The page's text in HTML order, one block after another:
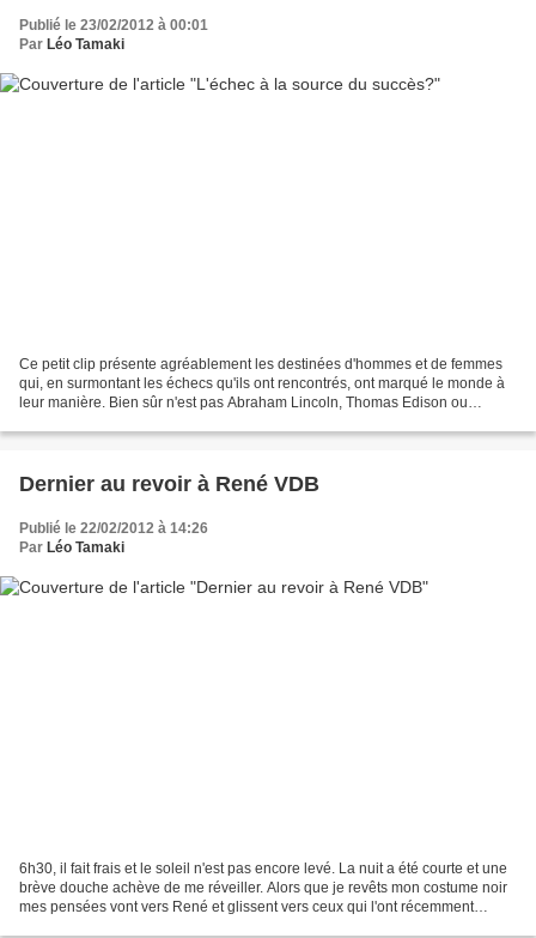
Publié le 23/02/2012 à 00:01
Par Léo Tamaki
Ce petit clip présente agréablement les destinées d'hommes et de femmes
qui, en surmontant les échecs qu'ils ont rencontrés, ont marqué le monde à
leur manière. Bien sûr n'est pas Abraham Lincoln, Thomas Edison ou
Dernier au revoir à René VDB
Publié le 22/02/2012 à 14:26
Par Léo Tamaki
6h30, il fait frais et le soleil n'est pas encore levé. La nuit a été courte et une
brève douche achève de me réveiller. Alors que je revêts mon costume noir
mes pensées vont vers René et glissent vers ceux qui l'ont récemment